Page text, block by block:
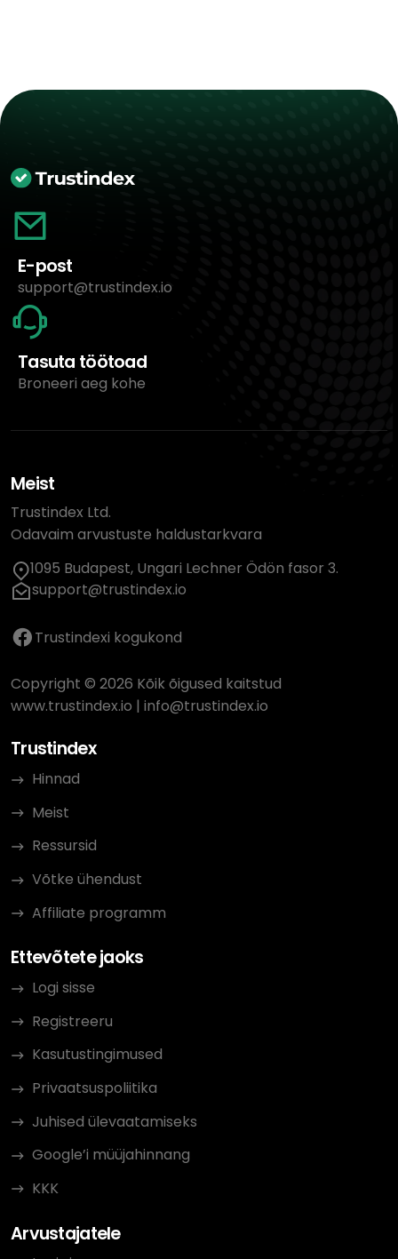
E-post
support@trustindex.io
Tasuta töötoad
Broneeri aeg kohe
Meist
Trustindex Ltd.
Odavaim arvustuste haldustarkvara
1095 Budapest, Ungari Lechner Ödön fasor 3.
support@trustindex.io
Trustindexi kogukond
Copyright © 2026 Kõik õigused kaitstud
www.trustindex.io | info@trustindex.io
Trustindex
Hinnad
Meist
Ressursid
Võtke ühendust
Affiliate programm
Ettevõtete jaoks
Logi sisse
Registreeru
Kasutustingimused
Privaatsuspoliitika
Juhised ülevaatamiseks
Google’i müüjahinnang
KKK
Arvustajatele